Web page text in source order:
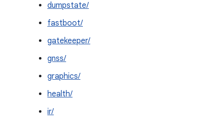
dumpstate/
fastboot/
gatekeeper/
gnss/
graphics/
health/
ir/